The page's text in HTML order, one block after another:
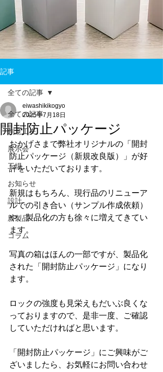
記事
全ての記事
創意工夫
展示会
工場
お知らせ
設計
新製品
コラム
全ての記事
開封防止パッケージ
eiwashikikogyo
2025年7月18日
おかげさまで弊社オリジナルの「開封
防止パッケージ（新規改良版）」が好
評をいただいております。
新規はもちろん、現行品のリニューア
ルでの引き合い（サンプル作成依頼）
や、製品化の方も徐々に増えてきてい
ます。
写真の箱はほんの一部ですが、製品化
された「開封防止パッケージ」になり
ます。
ロックの強度も見栄えもだいぶ良くな
っておりますので、是非一度、ご確認
していただければと思います。
「開封防止パッケージ」にご興味がご
ざいましたら、お気軽にお問い合わせ